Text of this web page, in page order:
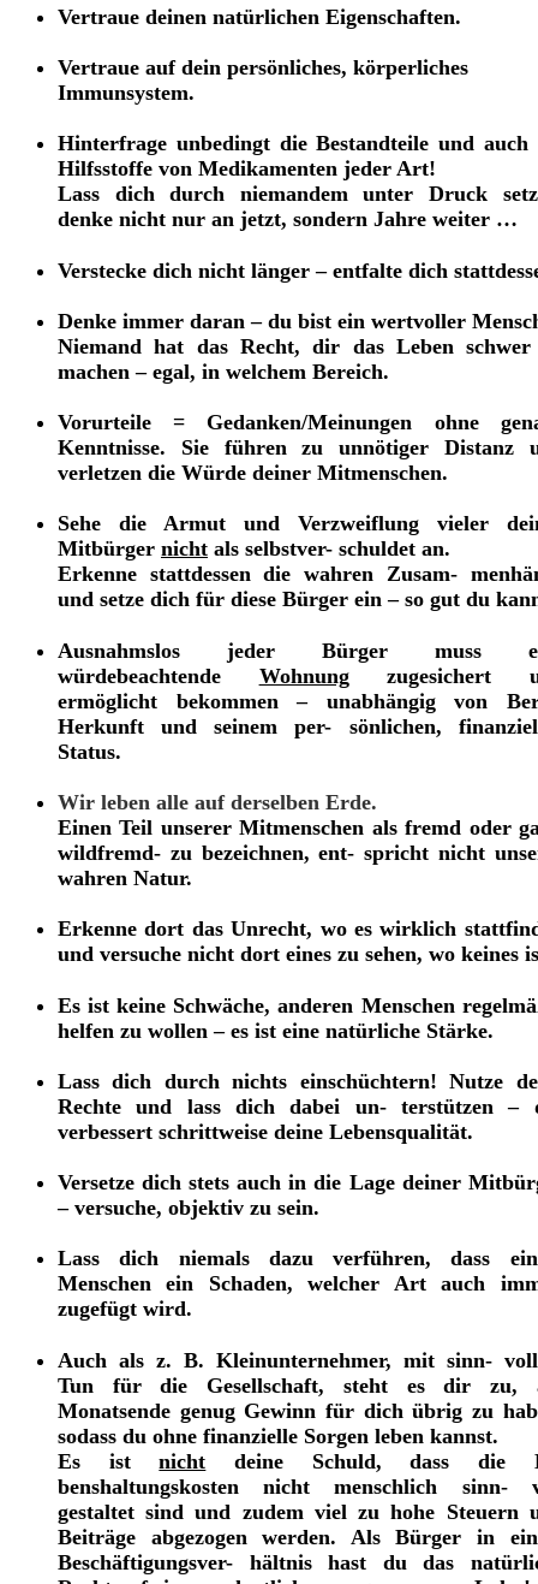
Vertraue deinen natürlichen Eigenschaften.
Vertraue auf dein persönliches, körperliches
Immunsystem.
Hinterfrage unbedingt die Bestandteile und auch
Hilfsstoffe von Medikamenten jeder Art!
Lass dich durch niemandem unter Druck
denke nicht nur an jetzt, sondern Jahre weiter …
Verstecke dich nicht länger – entfalte dich
Denke immer daran – du bist ein wertvoller
Niemand hat das Recht, dir das Leben
machen – egal, in welchem Bereich.
Vorurteile = Gedanken/Meinungen ohne
Kenntnisse. Sie führen zu unnötiger Distanz
verletzen die Würde deiner Mitmenschen.
Sehe die Armut und Verzweiflung vieler
Mitbürger nicht als selbstver- schuldet an.
Erkenne stattdessen die wahren Zusam-
und setze dich für diese Bürger ein – so gut du
Ausnahmslos jeder Bürger muss
würdebeachtende Wohnungzugesichert
ermöglicht bekommen – unabhängig von
Herkunft und seinem per- sönlichen,
Status.
Wir leben alle auf derselben Erde.
Einen Teil unserer Mitmenschen als fremd oder
wildfremd- zu bezeichnen, ent- spricht nicht
wahren Natur.
Erkenne dort das Unrecht, wo es wirklich
und versuche nicht dort eines zu sehen, wo keines
Es ist keine Schwäche, anderen Menschen
helfen zu wollen – es ist eine natürliche Stärke.
Lass dich durch nichts einschüchtern! Nutze
Rechte und lass dich dabei un- terstützen –
verbessert schrittweise deine Lebensqualität.
Versetze dich stets auch in die Lage deiner
– versuche, objektiv zu sein.
Lass dich niemals dazu verführen, dass
Menschen ein Schaden, welcher Art auch
zugefügt wird.
Auch als z. B. Kleinunternehmer, mit sinn-
Tun für die Gesellschaft, steht es dir zu,
Monatsende genug Gewinn für dich übrig zu
sodass du ohne finanzielle Sorgen leben kannst.
Es istnicht deine Schuld, dass die
benshaltungskosten nicht menschlich sinn-
gestaltet sind und zudem viel zu hohe Steuern
Beiträge abgezogen werden. Als Bürger in
Beschäftigungsver- hältnis hast du das